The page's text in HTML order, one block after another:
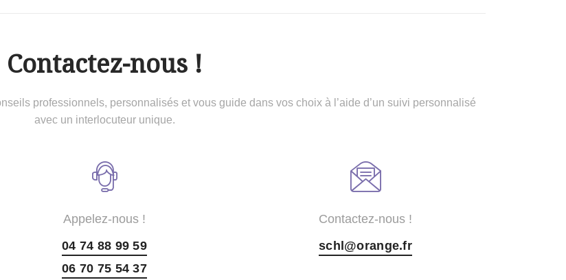
Contactez-nous !
professionnels, personnalisés et vous guide dans vos choix à l’aide d’un suivi personnalisé
avec un interlocuteur unique.
Appelez-nous !
04 74 88 99 59
06 70 75 54 37
Contactez-nous !
schl@orange.fr